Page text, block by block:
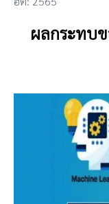
ผลกระทบ